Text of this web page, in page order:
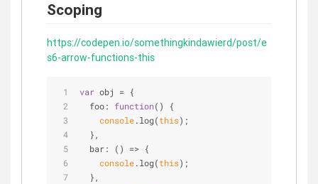
Scoping
https://codepen.io/somethingkindawierd/post/e
s6-arrow-functions-this
var obj = {
foo: function( )
{
console.log(this);
  },
bar: () => {
console.log(this);
  },